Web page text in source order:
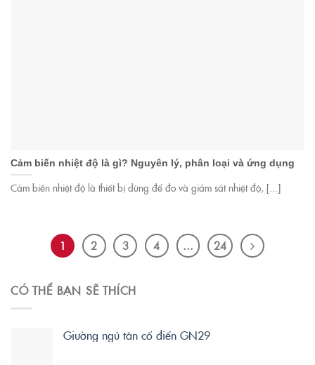
Cảm biến nhiệt độ là gì? Nguyên lý, phân loại và ứng dụng
Cảm biến nhiệt độ là thiết bị dùng để đo và giám sát nhiệt độ, [...]
1 2 3 4 … 24
CÓ THỂ BẠN SẼ THÍCH
Giường ngủ tân cổ điển GN29